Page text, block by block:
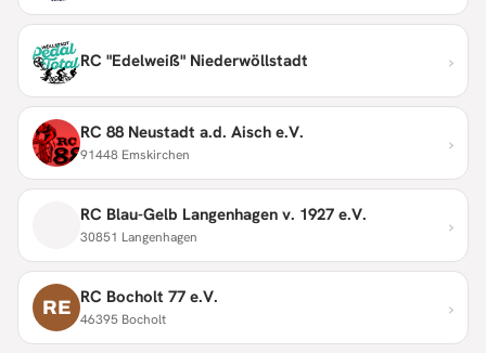
RC "Edelweiß" Niederwöllstadt ›
RC 88 Neustadt a.d. Aisch e.V.
91448 Emskirchen ›
RC Blau-Gelb Langenhagen v. 1927 e.V.
30851 Langenhagen ›
RE RC Bocholt 77 e.V.
46395 Bocholt ›